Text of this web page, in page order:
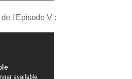
de l'Episode V :